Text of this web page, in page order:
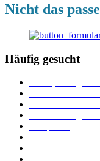
Nicht das
Häufig gesucht